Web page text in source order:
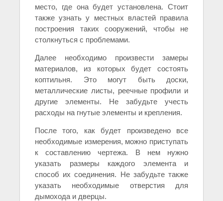
место, где она будет установлена. Стоит
также узнать у местных властей правила
построения таких сооружений, чтобы не
столкнуться с проблемами.
Далее необходимо произвести замеры
материалов, из которых будет состоять
коптильня. Это могут быть доски,
металлические листы, реечные профили и
другие элементы. Не забудьте учесть
расходы на гнутые элементы и крепления.
После того, как будет произведено все
необходимые измерения, можно приступать
к составлению чертежа. В нем нужно
указать размеры каждого элемента и
способ их соединения. Не забудьте также
указать необходимые отверстия для
дымохода и дверцы.